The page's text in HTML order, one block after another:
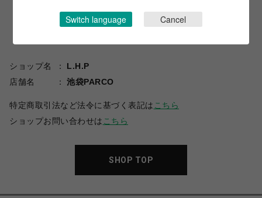
ショップ名
L.H.P
店舗名
池袋PARCO
特定商取引法など法令に基づく表記は こちら
ショップお問い合わせは こちら
SHOP TOP
Switch language Cancel